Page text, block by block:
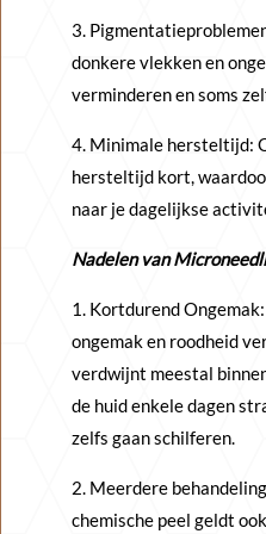
3.
donkere vlekken en
verminderen en soms
4. Minimale hersteltijd:
hersteltijd kort,
naar je dagelijkse
Nadelen van
1. Kortdurend
ongemak en roodheid
verdwijnt meestal
de huid enkele dagen
zelfs gaan schilferen.
2. Meerdere
chemische peel geldt